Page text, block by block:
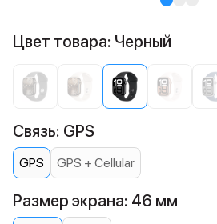
Цвет товара: Черный
Связь: GPS
GPS GPS + Cellular
Размер экрана: 46 мм